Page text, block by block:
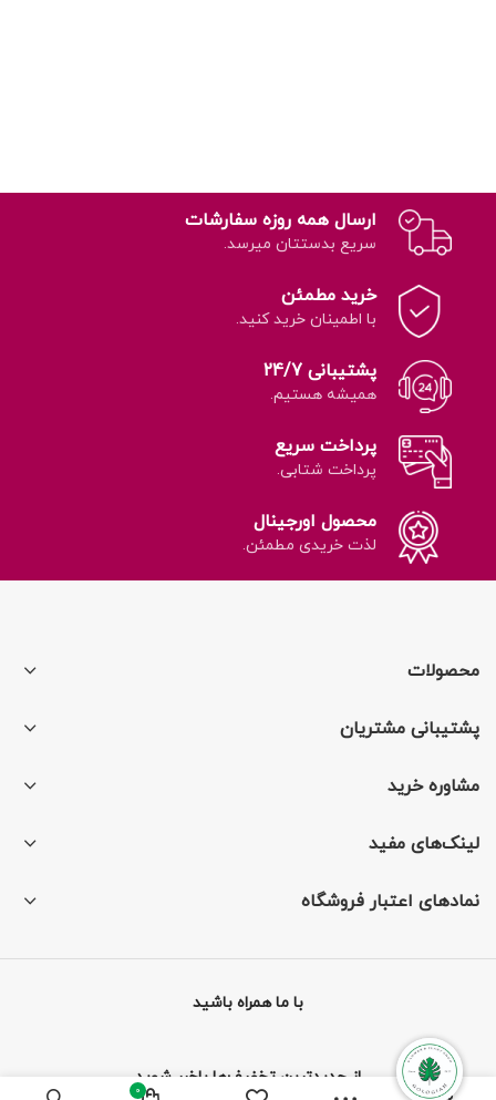
ارسال همه روزه سفارشات
سریع بدستتان میرسد.
خرید مطمئن
با اطمینان خرید کنید.
پشتیبانی 24/7
همیشه هستیم.
پرداخت سریع
پرداخت شتابی.
محصول اورجینال
لذت خریدی مطمئن.
محصولات
پشتیبانی مشتریان
مشاوره خرید
لینک‌های مفید
نمادهای اعتبار فروشگاه
با ما همراه باشید
از جدیدترین تخفیف‌ها باخبر شوید
0